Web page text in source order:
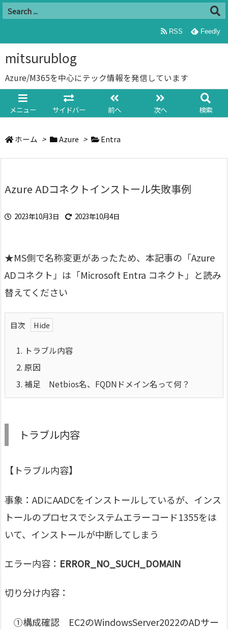
mitsurublog
Azure/M365を中心にテック情報を発信しています
メニュー サイドバー 前へ 次へ 検索
RSS Feedly
ホーム > Azure > Entra
Azure ADコネクトインストール失敗事例
2023年10月3日 2023年10月4日
★MS側で名称変更があったため、本記事の「Azure
ADコネクト」は「Microsoft Entra コネクト」と読み
替えてください
目次
1. トラブル内容
2. 原因
3. 補足 Netbios名、FQDNドメイン名って何？
トラブル内容
【トラブル内容】
事象：ADにAADCをインストールしているが、インス
トールのプロセスでシステムエラーコード1355をは
いて、インストールが中断してしまう
エラー内容： ERROR_NO_SUCH_DOMAIN
切り分け内容：
①構成確認 EC2のWindowsServer2022のADサー